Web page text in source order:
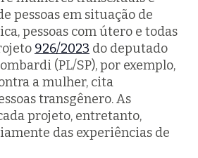
pessoas em situação de
pessoas com útero e todas
926/2023 do deputado
(PL/SP), por exemplo,
a mulher, cita
transgênero. As
projeto, entretanto,
das experiências de